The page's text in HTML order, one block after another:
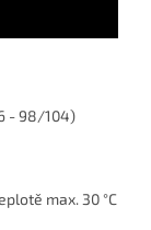
- 98/104)
max. 30 °C